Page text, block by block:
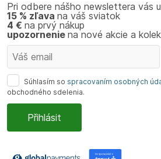
Pri odbere nášho newslettera vás
15 % zľava na váš sviatok
4 € na prvý nákup
upozornenie na nové akcie a
Súhlasím so spracovaním osobných
obchodného sdelenia.